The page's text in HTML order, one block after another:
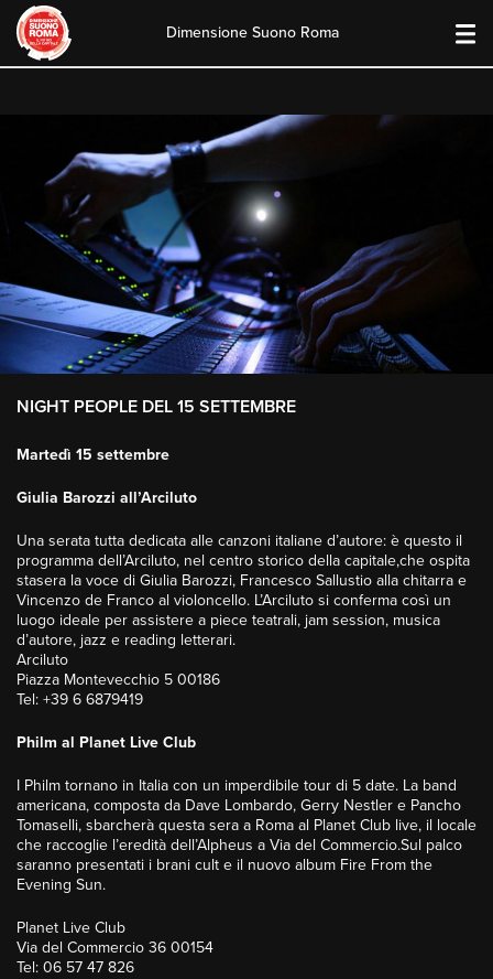
Dimensione Suono Roma
NIGHT PEOPLE DEL 15 SETTEMBRE
Martedì 15 settembre
Giulia Barozzi all’Arciluto
Una serata tutta dedicata alle canzoni italiane d’autore: è questo il
programma dell’Arciluto, nel centro storico della capitale,che ospita
stasera la voce di Giulia Barozzi, Francesco Sallustio alla chitarra e
Vincenzo de Franco al violoncello. L’Arciluto si conferma così un
luogo ideale per assistere a piece teatrali, jam session, musica
d’autore, jazz e reading letterari.
Arciluto
Piazza Montevecchio 5 00186
Tel: +39 6 6879419
Philm al Planet Live Club
I Philm tornano in Italia con un imperdibile tour di 5 date. La band
americana, composta da Dave Lombardo, Gerry Nestler e Pancho
Tomaselli, sbarcherà questa sera a Roma al Planet Club live, il locale
che raccoglie l’eredità dell’Alpheus a Via del Commercio.Sul palco
saranno presentati i brani cult e il nuovo album Fire From the
Evening Sun.
Planet Live Club
Via del Commercio 36 00154
Tel: 06 57 47 826